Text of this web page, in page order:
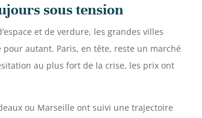
sous tension
et de verdure, les grandes villes
autant. Paris, en tête, reste un marché
au plus fort de la crise, les prix ont
ou Marseille ont suivi une trajectoire